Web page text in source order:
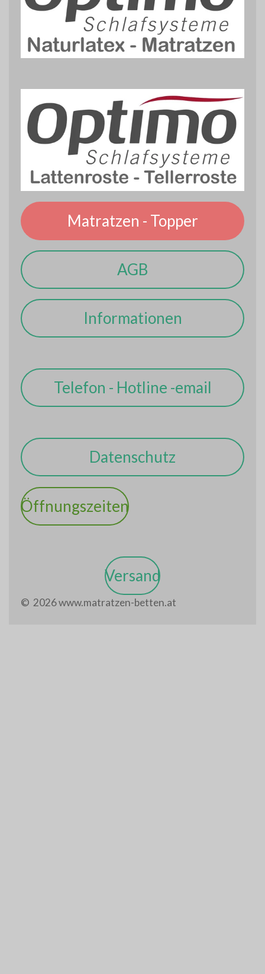
Matratzen - Topper
AGB
Informationen
Telefon - Hotline -email
Datenschutz
Öffnungszeiten
Versand
© 2026 www.matratzen-betten.at